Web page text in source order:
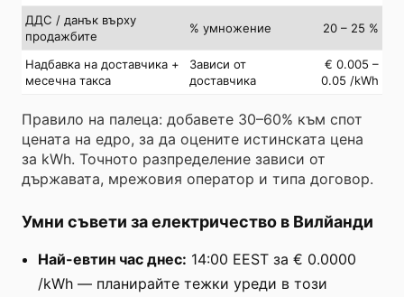
ДДС / данък върху
продажбите
% умножение 20 – 25 %
Надбавка на доставчика +
месечна такса
Зависи от
доставчика
€ 0.005 –
0.05 /kWh
Правило на палеца: добавете 30–60% към спот
цената на едро, за да оцените истинската цена
за kWh. Точното разпределение зависи от
държавата, мрежовия оператор и типа договор.
Умни съвети за електричество в Вилйанди
Най-евтин час днес: 14:00 EEST за € 0.0000
/kWh — планирайте тежки уреди в този